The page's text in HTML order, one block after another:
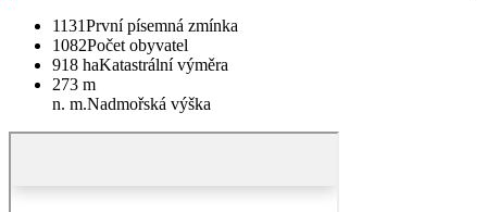
1131První písemná zmínka
1082Počet obyvatel
918 haKatastrální výměra
273 m
n. m.Nadmořská výška